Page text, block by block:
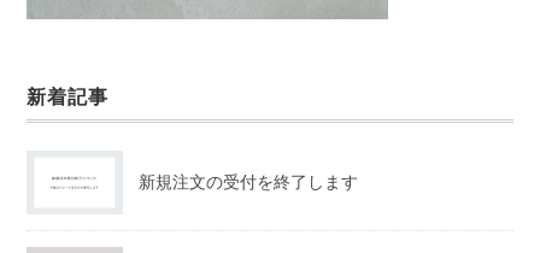
新着記事
新規注文の受付を終了します